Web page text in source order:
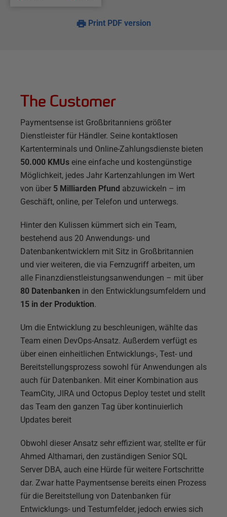
Print PDF version
The Customer
Paymentsense ist Großbritanniens größter
Dienstleister für Händler. Seine kontaktlosen
Kartenterminals und Online-Zahlungsdienste bieten
50.000 KMUs eine einfache und kostengünstige
Möglichkeit, jedes Jahr Kartenzahlungen im Wert
von über 5 Milliarden Pfund abzuwickeln – im
Geschäft, online, per Telefon und unterwegs.
Hinter den Kulissen kümmert sich ein Team,
bestehend aus 20 Anwendungs- und
Datenbankentwicklern mit Sitz in Großbritannien
und vier weiteren, die via Fernzugriff arbeiten, um
alle Finanzdienstleistungsanwendungen – mit über
80 Datenbanken in den Entwicklungsumfeldern und
15 in der Produktion.
Um die Entwicklung zu beschleunigen, wählte das
Team einen DevOps-Ansatz. Außerdem verfügt es
über einen einheitlichen Entwicklungs-, Test- und
Bereitstellungsprozess sowohl für Anwendungen als
auch für Datenbanken. Mit einer Kombination aus
TeamCity, JIRA und Octopus Deploy testet und stellt
das Team den ganzen Tag über kontinuierlich
Updates bereit
Obwohl dieser Ansatz sehr effizient war, stellte er für
Ahmed Althamari, den zuständigen Senior SQL
Server DBA, auch eine Hürde für weitere Fortschritte
dar. Zwar hatte Paymentsense bereits einen Prozess
für die Bereitstellung von Datenbanken für
Entwicklungs- und Testumfelder, jedoch erwies sich